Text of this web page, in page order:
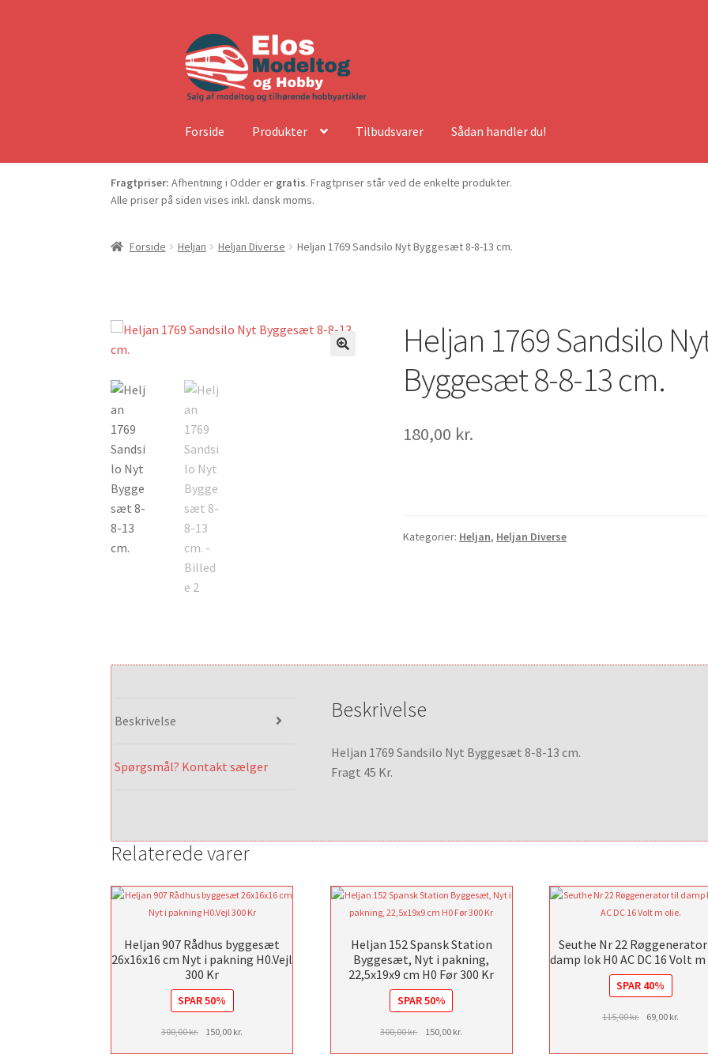
Forside Produkter Tilbudsvarer Sådan handler du!
Fragtpriser: Afhentning i Odder er gratis. Fragtpriser står ved de enkelte produkter.
Alle priser på siden vises inkl. dansk moms.
Forside Heljan Heljan Diverse Heljan 1769 Sandsilo Nyt Byggesæt 8-8-13 cm.
Heljan 1769 Sandsilo
Byggesæt 8-8-13 cm.
180,00 kr.
Kategorier: Heljan, Heljan Diverse
Beskrivelse
Spørgsmål? Kontakt sælger
Beskrivelse
Heljan 1769 Sandsilo Nyt Byggesæt 8-8-13 cm.
Fragt 45 Kr.
Relaterede varer
Heljan 907 Rådhus byggesæt
26x16x16 cm Nyt i pakning H0.Vejl
300 Kr
SPAR 50%
300,00kr. Den
150,00 kr.
Heljan 152 Spansk Station
Byggesæt, Nyt i pakning,
22,5x19x9 cm H0 Før 300 Kr
SPAR 50%
300,00kr. Den
150,00 kr.Den
Seuthe Nr 22
damp lok H0 AC DC 16 Volt
SPAR 40%
115,00kr. Den
pris
69,00 kr.
pris